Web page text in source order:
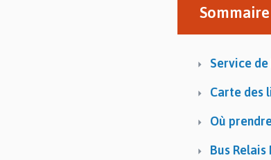
Sommaire
Service de
Carte des
Où
Bus